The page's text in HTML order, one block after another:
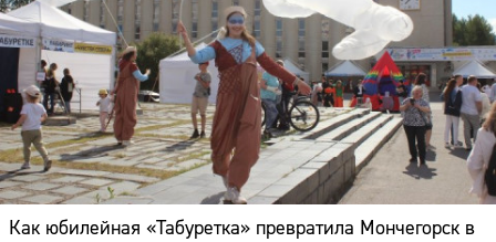
Как юбилейная «Табуретка» превратила Мончегорск в